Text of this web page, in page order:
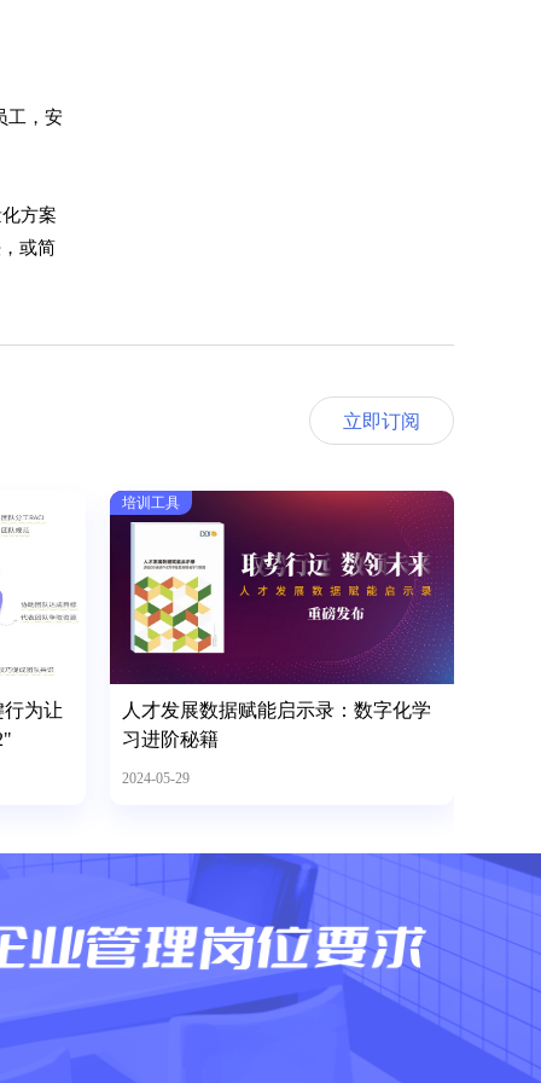
工，安
方案
或简
立即订阅
为让
培训工具
人才发展数据赋能启示录：数字化学
习进阶秘籍
2024-05-29